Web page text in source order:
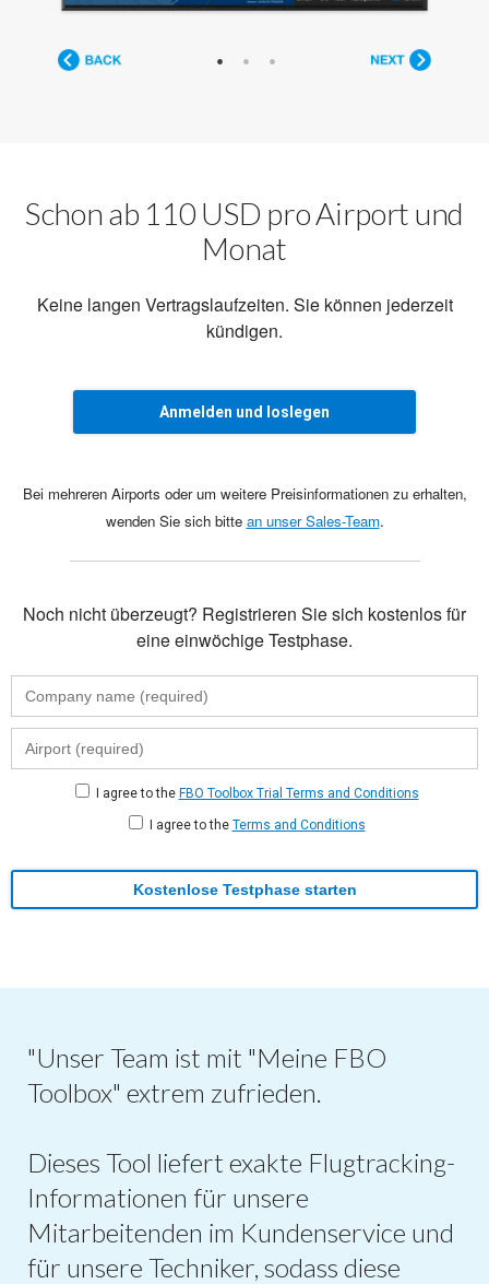
Schon ab 110 USD pro Airport und
Monat
Keine langen Vertragslaufzeiten. Sie können jederzeit
kündigen.
Anmelden und loslegen
Bei mehreren Airports oder um weitere Preisinformationen zu erhalten,
wenden Sie sich bitte an unser Sales-Team.
Noch nicht überzeugt? Registrieren Sie sich kostenlos für
eine einwöchige Testphase.
I agree to the FBO Toolbox Trial Terms and Conditions
I agree to the Terms and Conditions
Kostenlose Testphase starten
"Unser Team ist mit "Meine FBO
Toolbox" extrem zufrieden.
Dieses Tool liefert exakte Flugtracking-
Informationen für unsere
Mitarbeitenden im Kundenservice und
für unsere Techniker, sodass diese